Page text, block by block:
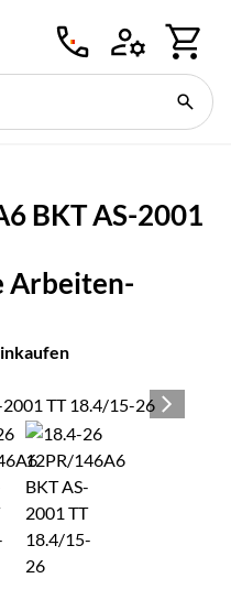
BKT AS-2001
Arbeiten-